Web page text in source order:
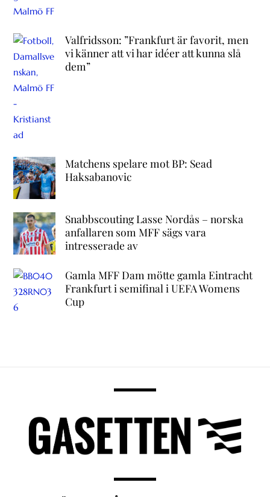
Valfridsson: ”Frankfurt är favorit, men
vi känner att vi har idéer att kunna slå
dem”
Matchens spelare mot BP: Sead
Haksabanovic
Snabbscouting Lasse Nordås – norska
anfallaren som MFF sägs vara
intresserade av
Gamla MFF Dam mötte gamla Eintracht
Frankfurt i semifinal i UEFA Womens
Cup